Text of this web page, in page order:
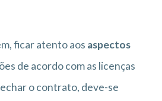
ficar atento aos aspectos
de acordo com as licenças
o contrato, deve-se